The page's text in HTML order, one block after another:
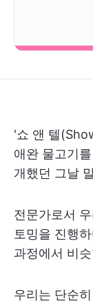
'쇼 앤 텔
애완 물고기
개했던 그날
전문가로서
토밍을 진행
과정에서 비
우리는 단순히